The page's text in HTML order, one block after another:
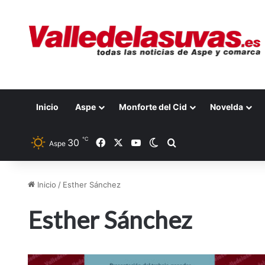
Inicio Aspe Monforte del Cid Novelda
Aspe 30 ℃ FacebookYouTubeSwitch skin
Inicio / Esther Sánchez
Esther Sánchez